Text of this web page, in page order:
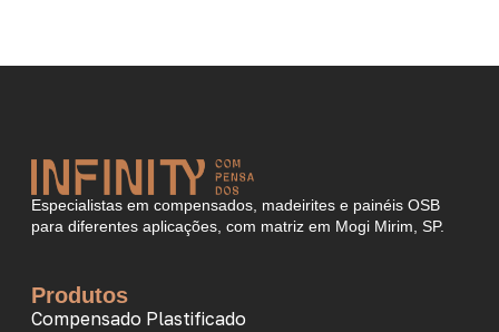
Especialistas em compensados, madeirites e painéis OSB
para diferentes aplicações, com matriz em Mogi Mirim, SP.
Produtos
Compensado Plastificado